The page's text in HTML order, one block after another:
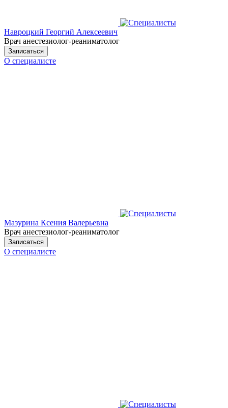
Навроцкий Георгий Алексеевич
Врач анестезиолог-реаниматолог
Записаться
О специалисте
Мазурина Ксения Валерьевна
Врач анестезиолог-реаниматолог
Записаться
О специалисте